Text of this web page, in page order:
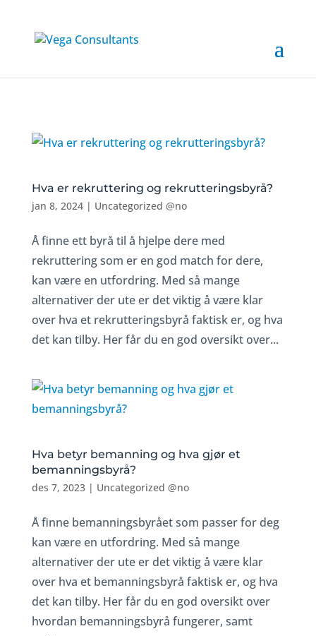
Hva er rekruttering og rekrutteringsbyrå?
jan 8, 2024| Uncategorized @no
Å finne ett byrå til å hjelpe dere med
rekruttering som er en god match for dere,
kan være en utfordring. Med så mange
alternativer der ute er det viktig å være klar
over hva et rekrutteringsbyrå faktisk er, og hva
det kan tilby. Her får du en god oversikt over...
Hva betyr bemanning og hva gjør et
bemanningsbyrå?
des 7, 2023| Uncategorized @no
Å finne bemanningsbyrået som passer for deg
kan være en utfordring. Med så mange
alternativer der ute er det viktig å være klar
over hva et bemanningsbyrå faktisk er, og hva
det kan tilby. Her får du en god oversikt over
hvordan bemanningsbyrå fungerer, samt